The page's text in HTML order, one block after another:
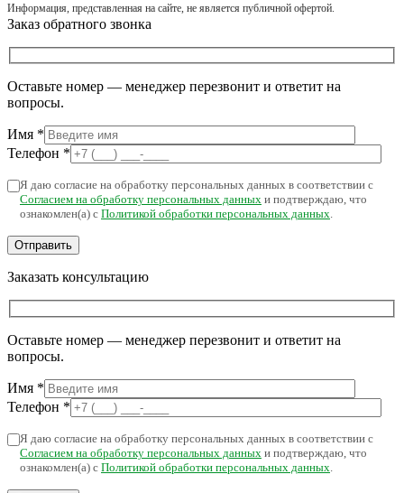
Информация, представленная на сайте, не является публичной офертой.
Заказ обратного звонка
Оставьте номер — менеджер перезвонит и ответит на
вопросы.
Имя *
Телефон *
Я даю согласие на обработку персональных данных в соответствии с
Согласием на обработку персональных данных и подтверждаю, что
ознакомлен(а) с Политикой обработки персональных данных.
Заказать консультацию
Оставьте номер — менеджер перезвонит и ответит на
вопросы.
Имя *
Телефон *
Я даю согласие на обработку персональных данных в соответствии с
Согласием на обработку персональных данных и подтверждаю, что
ознакомлен(а) с Политикой обработки персональных данных.